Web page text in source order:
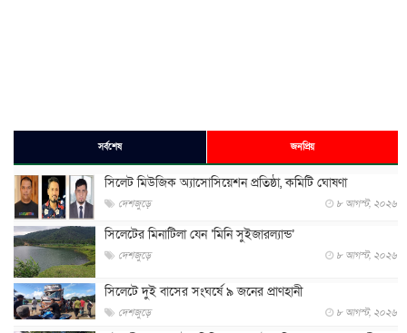
সর্বশেষ জনপ্রিয়
সিলেট মিউজিক অ্যাসোসিয়েশন প্রতিষ্ঠা, কমিটি ঘোষণা
দেশজুড়ে ৮ আগস্ট, ২০২৬
সিলেটের মিনাটিলা যেন ‘মিনি সুইজারল্যান্ড’
দেশজুড়ে ৮ আগস্ট, ২০২৬
সিলেটে দুই বাসের সংঘর্ষে ৯ জনের প্রাণহানী
দেশজুড়ে ৮ আগস্ট, ২০২৬